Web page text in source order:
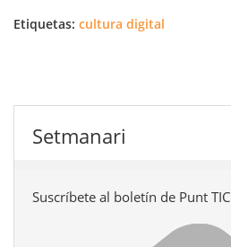
Etiquetas: cultura digital
Setmanari
Suscríbete al boletín de Punt TIC